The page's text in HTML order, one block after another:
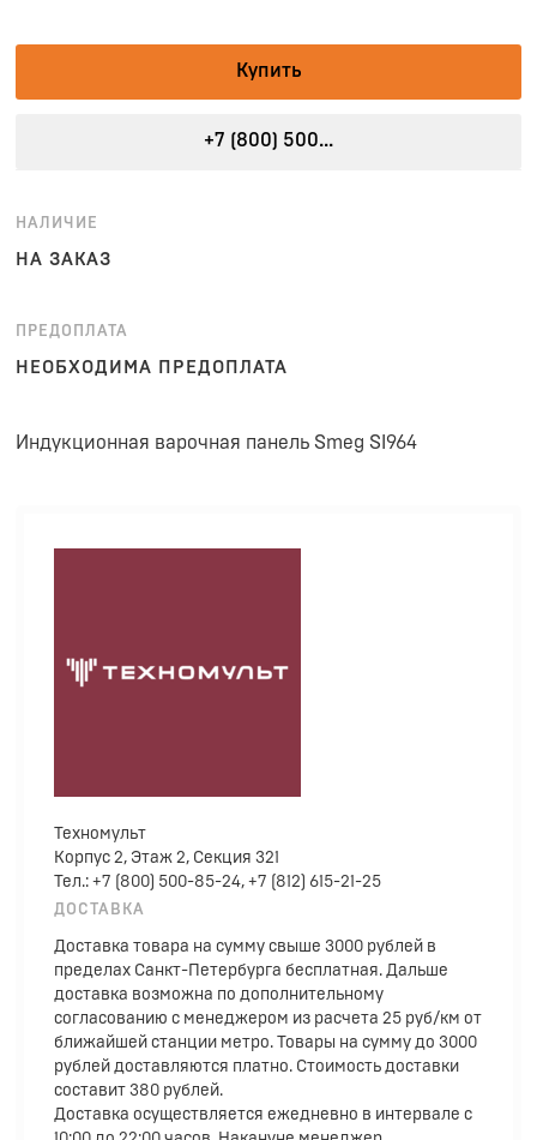
Купить
+7 (800) 500...
НАЛИЧИЕ
НА ЗАКАЗ
ПРЕДОПЛАТА
НЕОБХОДИМА ПРЕДОПЛАТА
Индукционная варочная панель Smeg SI964
Техномульт
Корпус 2, Этаж 2, Секция 321
Тел.: +7 (800) 500-85-24, +7 (812) 615-21-25
ДОСТАВКА
Доставка товара на сумму свыше 3000 рублей в
пределах Санкт-Петербурга бесплатная. Дальше
доставка возможна по дополнительному
согласованию с менеджером из расчета 25 руб/км от
ближайшей станции метро. Товары на сумму до 3000
рублей доставляются платно. Стоимость доставки
составит 380 рублей.
Доставка осуществляется ежедневно в интервале с